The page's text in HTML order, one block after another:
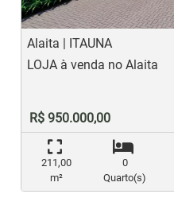
Alaita | ITAUNA
LOJA à venda no Alaita
R$ 950.000,00
211,00
m²
0
Quarto(s)